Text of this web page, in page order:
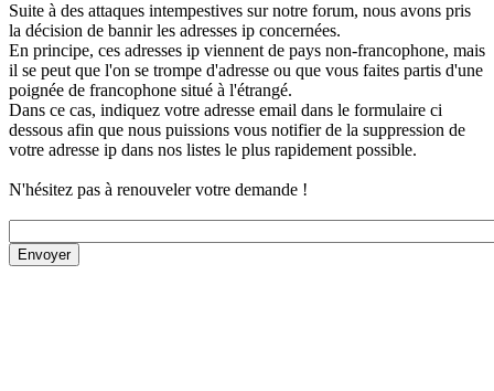
Suite à des attaques intempestives sur notre forum, nous avons pris
la décision de bannir les adresses ip concernées.
En principe, ces adresses ip viennent de pays non-francophone, mais
il se peut que l'on se trompe d'adresse ou que vous faites partis d'une
poignée de francophone situé à l'étrangé.
Dans ce cas, indiquez votre adresse email dans le formulaire ci
dessous afin que nous puissions vous notifier de la suppression de
votre adresse ip dans nos listes le plus rapidement possible.
N'hésitez pas à renouveler votre demande !